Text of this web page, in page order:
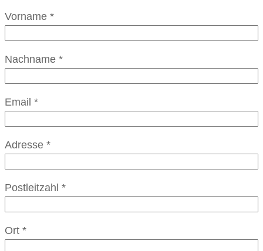
Vorname *
Nachname *
Email *
Adresse *
Postleitzahl *
Ort *